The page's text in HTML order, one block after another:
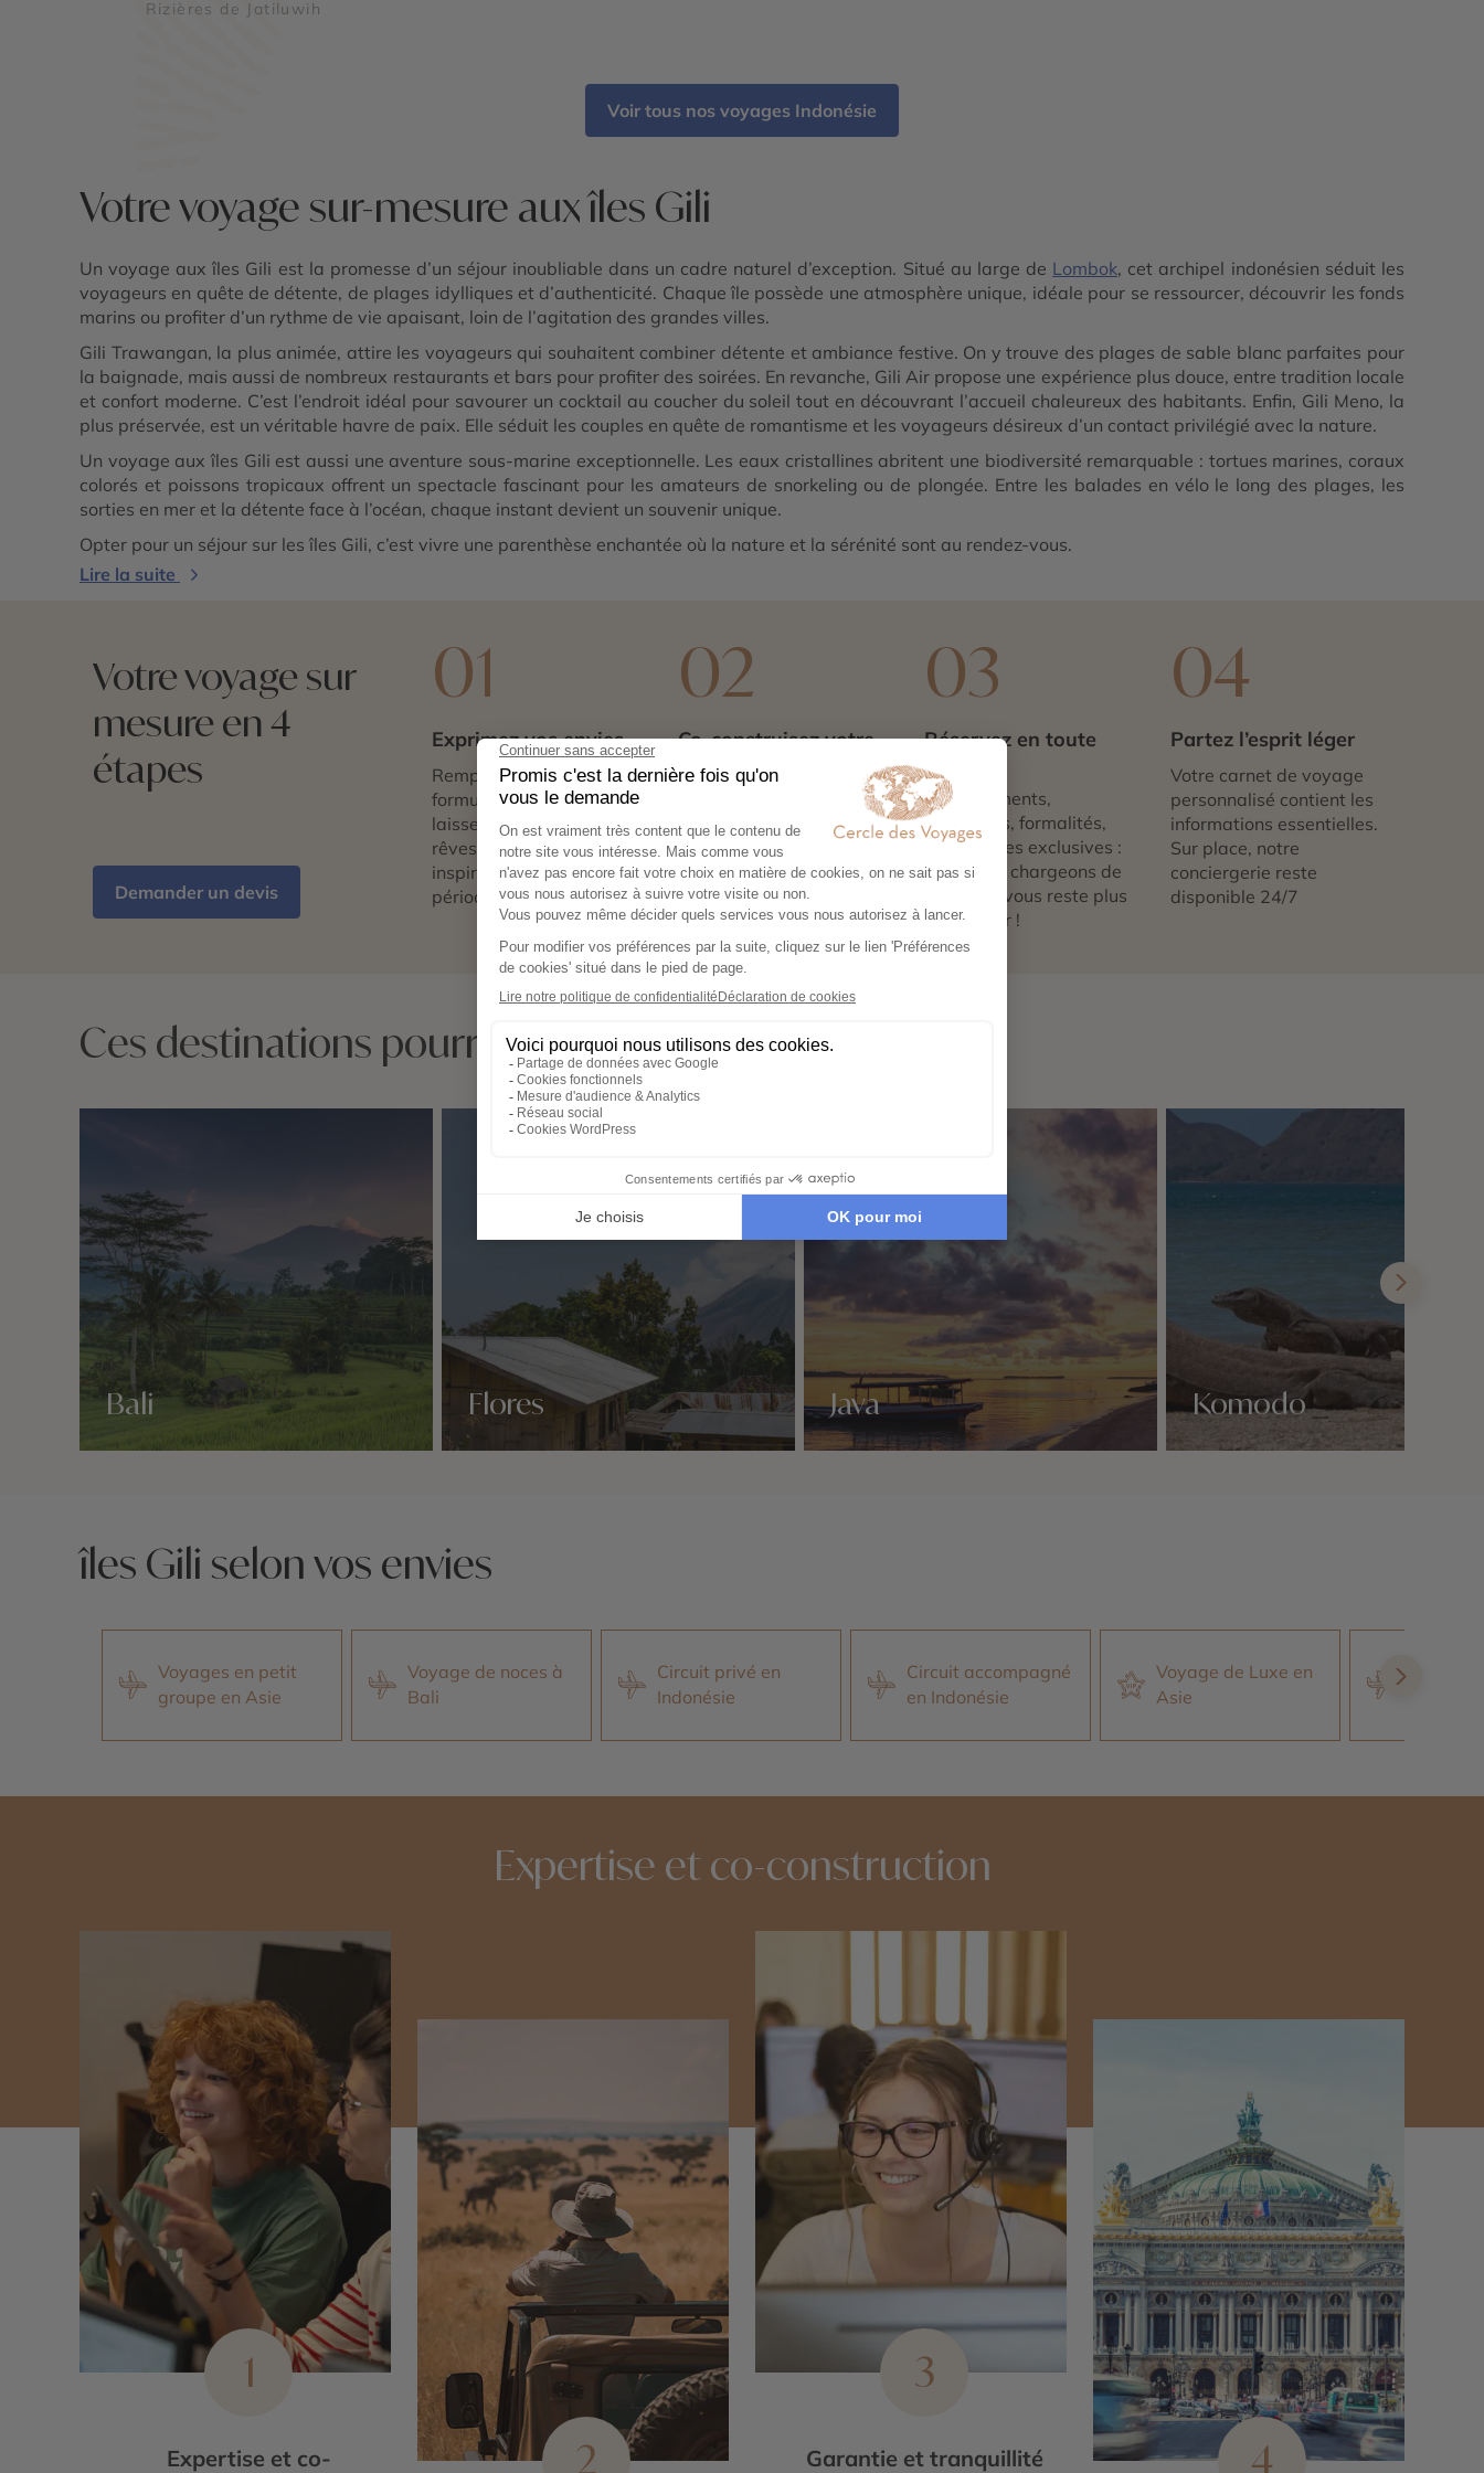
Rizières de Jatiluwih
Voir tous nos voyages Indonésie
Votre voyage sur-mesure aux îles Gili
Un voyage aux îles Gili est la promesse d’un séjour inoubliable dans un cadre naturel d’exception. Situé au large de Lombok, cet archipel indonésien séduit les
voyageurs en quête de détente, de plages idylliques et d’authenticité. Chaque île possède une atmosphère unique, idéale pour se ressourcer, découvrir les fonds
marins ou profiter d’un rythme de vie apaisant, loin de l’agitation des grandes villes.
Gili Trawangan, la plus animée, attire les voyageurs qui souhaitent combiner détente et ambiance festive. On y trouve des plages de sable blanc parfaites pour
la baignade, mais aussi de nombreux restaurants et bars pour profiter des soirées. En revanche, Gili Air propose une expérience plus douce, entre tradition locale
et confort moderne. C’est l’endroit idéal pour savourer un cocktail au coucher du soleil tout en découvrant l’accueil chaleureux des habitants. Enfin, Gili Meno, la
plus préservée, est un véritable havre de paix. Elle séduit les couples en quête de romantisme et les voyageurs désireux d’un contact privilégié avec la nature.
Un voyage aux îles Gili est aussi une aventure sous-marine exceptionnelle. Les eaux cristallines abritent une biodiversité remarquable : tortues marines, coraux
colorés et poissons tropicaux offrent un spectacle fascinant pour les amateurs de snorkeling ou de plongée. Entre les balades en vélo le long des plages, les
sorties en mer et la détente face à l’océan, chaque instant devient un souvenir unique.
Opter pour un séjour sur les îles Gili, c’est vivre une parenthèse enchantée où la nature et la sérénité sont au rendez-vous.
Lire la suite
Votre voyage sur
mesure en 4
étapes
Demander un devis
01
Exprimez vos envies
Remplissez notre
formulaire en ligne et
laissez libre cours à vos
rêves de voyage :
inspirations, budget,
période idéale…
02
Co-construisez votre
itinéraire
conseiller-expert pour
créer un voyage à votre
image, adapté à vos
envies et à votre rythme.
03
Réservez en toute
Hébergements,
transports, formalités,
expériences exclusives :
nous nous chargeons de
tout. Il ne vous reste plus
qu’à partir !
04
Partez l’esprit léger
Votre carnet de voyage
personnalisé contient les
informations essentielles.
Sur place, notre
conciergerie reste
disponible 24/7
Ces destinations pourraient aussi vous plaire
Bali Flores Java Komodo
îles Gili selon vos envies
Voyages en petit
groupe en Asie
Voyage de noces à
Bali
Circuit privé en
Indonésie
Circuit accompagné
en Indonésie
Voyage de Luxe en
Asie
privé
Expertise et co-construction
1
Expertise et co- 2
3
Garantie et tranquillité 4